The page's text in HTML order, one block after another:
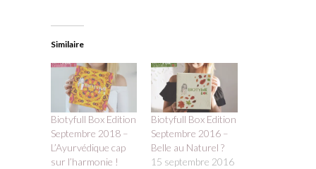
Similaire
Biotyfull Box Edition
Septembre 2018 –
L’Ayurvédique cap
sur l’harmonie !
Biotyfull Box Edition
Septembre 2016 –
Belle au Naturel ?
15 septembre 2016